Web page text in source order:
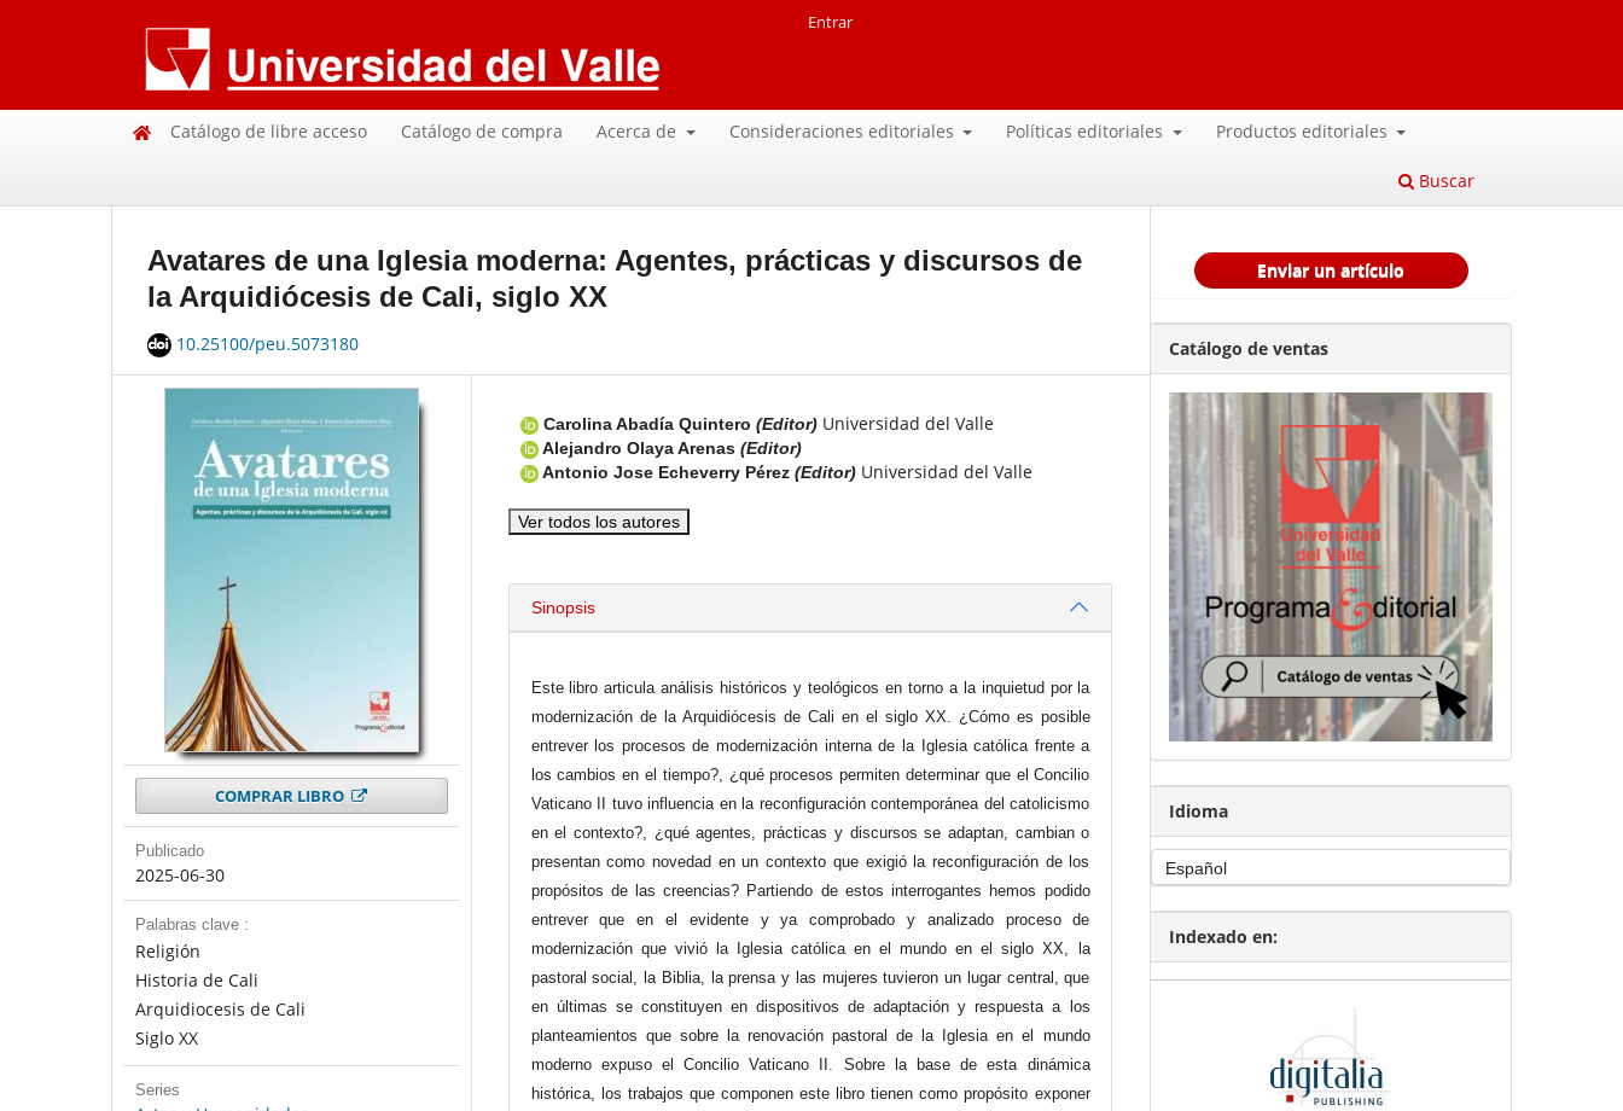
Catálogo de libre acceso Catálogo de compra Acerca de Consideraciones editoriales Políticas editoriales Productos editoriales
Buscar
Entrar
Avatares de una Iglesia moderna: Agentes, prácticas y discursos de
la Arquidiócesis de Cali, siglo XX
10.25100/peu.5073180
COMPRAR LIBRO
Publicado
2025-06-30
Palabras clave :
Religión
Historia de Cali
Arquidiocesis de Cali
Siglo XX
Series
Carolina Abadía Quintero (Editor) Universidad del Valle
Alejandro Olaya Arenas (Editor)
Antonio Jose Echeverry Pérez (Editor) Universidad del Valle
Ver todos los autores
Sinopsis
Este libro articula análisis históricos y teológicos en torno a la inquietud por la
modernización de la Arquidiócesis de Cali en el siglo XX. ¿Cómo es posible
entrever los procesos de modernización interna de la Iglesia católica frente a
los cambios en el tiempo?, ¿qué procesos permiten determinar que el Concilio
Vaticano II tuvo influencia en la reconfiguración contemporánea del catolicismo
en el contexto?, ¿qué agentes, prácticas y discursos se adaptan, cambian o
presentan como novedad en un contexto que exigió la reconfiguración de los
propósitos de las creencias? Partiendo de estos interrogantes hemos podido
entrever que en el evidente y ya comprobado y analizado proceso de
modernización que vivió la Iglesia católica en el mundo en el siglo XX, la
pastoral social, la Biblia, la prensa y las mujeres tuvieron un lugar central, que
en últimas se constituyen en dispositivos de adaptación y respuesta a los
planteamientos que sobre la renovación pastoral de la Iglesia en el mundo
moderno expuso el Concilio Vaticano II. Sobre la base de esta dinámica
histórica, los trabajos que componen este libro tienen como propósito exponer
Enviar un artículo
Catálogo de ventas
Idioma
Indexado en: